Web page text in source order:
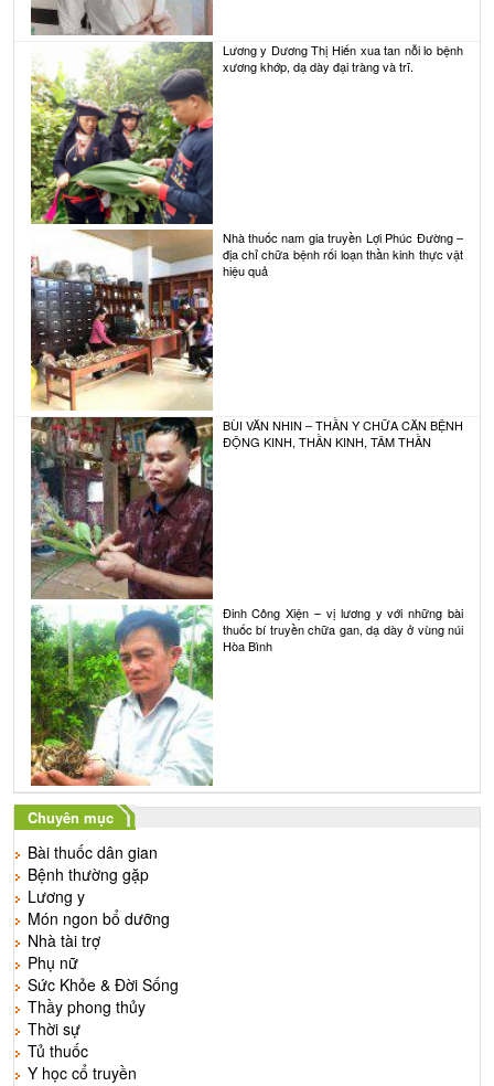
Lương y Dương Thị Hiến xua tan nỗi lo bệnh
xương khớp, dạ dày đại tràng và trĩ.
Nhà thuốc nam gia truyền Lợi Phúc Đường –
địa chỉ chữa bệnh rối loạn thần kinh thực vật
hiệu quả
BÙI VĂN NHIN – THẦN Y CHỮA CĂN BỆNH
ĐỘNG KINH, THẦN KINH, TÂM THẦN
Đinh Công Xiện – vị lương y với những bài
thuốc bí truyền chữa gan, dạ dày ở vùng núi
Hòa Bình
Chuyên mục
Bài thuốc dân gian
Bệnh thường gặp
Lương y
Món ngon bổ dưỡng
Nhà tài trợ
Phụ nữ
Sức Khỏe & Đời Sống
Thầy phong thủy
Thời sự
Tủ thuốc
Y học cổ truyền